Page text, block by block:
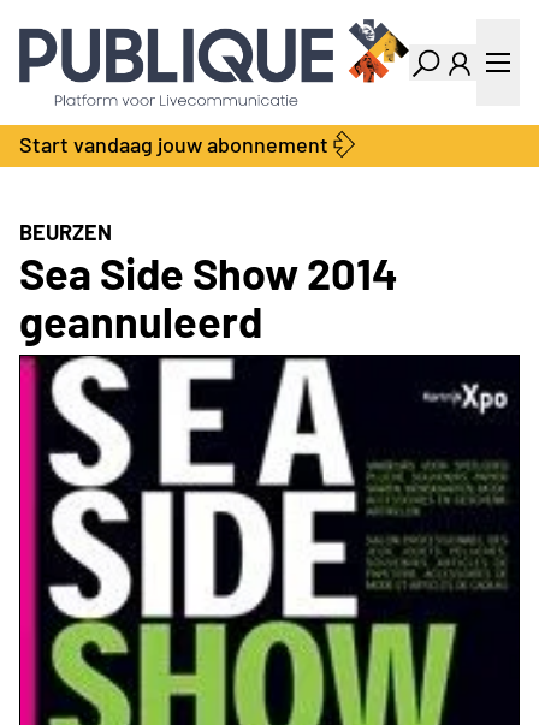
Industry Dashboard
Vacatures
Kalender
Producten
Bedrijvengids
Locatie Finder
Contact
Over ons
Adverteren
Abonnementen
Start vandaag jouw abonnement
BEURZEN
Sea Side Show 2014
geannuleerd